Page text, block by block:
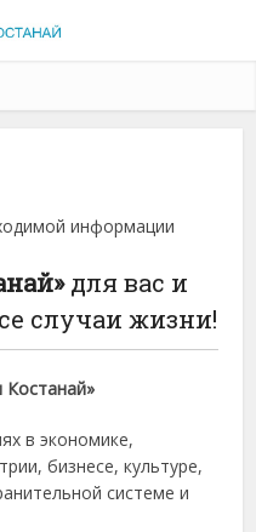
информации
для вас и
случаи жизни!
Костанай»
в экономике,
бизнесе, культуре,
cистеме и